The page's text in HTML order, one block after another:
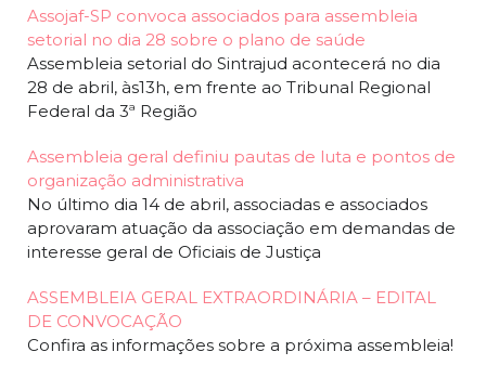
Assojaf-SP convoca associados para assembleia
setorial no dia 28 sobre o plano de saúde
Assembleia setorial do Sintrajud acontecerá no dia
28 de abril, às13h, em frente ao Tribunal Regional
Federal da 3ª Região
Assembleia geral definiu pautas de luta e pontos de
organização administrativa
No último dia 14 de abril, associadas e associados
aprovaram atuação da associação em demandas de
interesse geral de Oficiais de Justiça
ASSEMBLEIA GERAL EXTRAORDINÁRIA – EDITAL
DE CONVOCAÇÃO
Confira as informações sobre a próxima assembleia!